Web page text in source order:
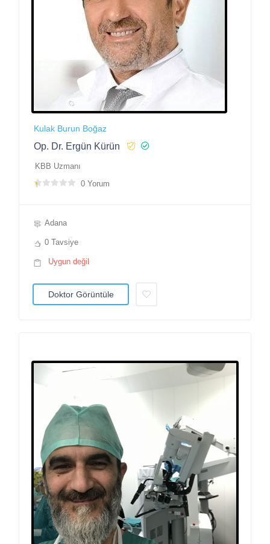
Kulak Burun Boğaz
Op. Dr. Ergün Kürün
KBB Uzmanı
0 Yorum
Adana
0 Tavsiye
Uygun değil
Doktor Görüntüle